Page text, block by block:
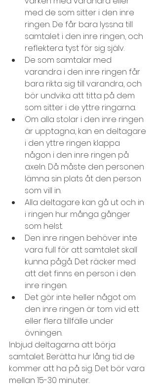
med de som sitter i den inre
ringen. De får bara lyssna till
samtalet i den inre ringen, och
reflektera tyst för sig själv.
De som samtalar med
varandra i den inre ringen får
bara rikta sig till varandra, och
bör undvika att titta på dem
som sitter i de yttre ringarna.
Om alla stolar i den inre ringen
är upptagna, kan en deltagare
i den yttre ringen klappa
någon i den inre ringen på
axeln. Då måste den personen
lämna sin plats åt den person
som vill in.
Alla deltagare kan gå ut och in
i ringen hur många gånger
som helst.
Den inre ringen behöver inte
vara full för att samtalet skall
kunna pågå. Det räcker med
att det finns en person i den
inre ringen.
Det gör inte heller något om
den inre ringen är tom vid ett
eller flera tillfälle under
övningen.
Inbjud deltagarna att börja
samtalet. Berätta hur lång tid de
kommer att ha på sig. Det bör vara
mellan 15-30 minuter.